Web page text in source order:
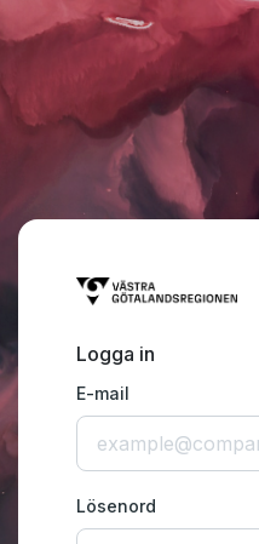
Logga in
E-mail
Lösenord